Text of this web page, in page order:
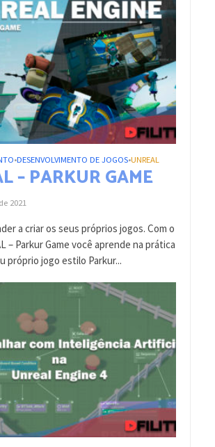
•DESENVOLVIMENTO DE JOGOS•UNREAL
– PARKUR GAME
2021
a criar os seus próprios jogos. Com o
– Parkur Game você aprende na prática
próprio jogo estilo Parkur...